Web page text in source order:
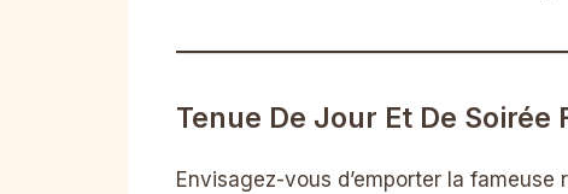
Tenue De Jour Et De Soirée
Envisagez-vous d’emporter la